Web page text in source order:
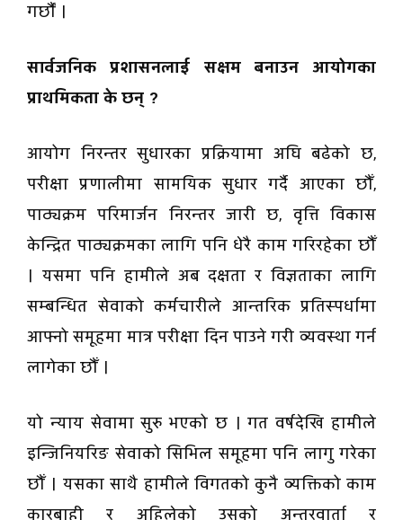
गर्छौं ।
सार्वजनिक प्रशासनलाई सक्षम बनाउन आयोगका
प्राथमिकता के छन् ?
आयोग निरन्तर सुधारका प्रक्रियामा अघि बढेको छ,
परीक्षा प्रणालीमा सामयिक सुधार गर्दै आएका छौँ,
पाठ्यक्रम परिमार्जन निरन्तर जारी छ, वृत्ति विकास
केन्द्रित पाठ्यक्रमका लागि पनि धेरै काम गरिरहेका छौँ
। यसमा पनि हामीले अब दक्षता र विज्ञताका लागि
सम्बन्धित सेवाको कर्मचारीले आन्तरिक प्रतिस्पर्धामा
आफ्नो समूहमा मात्र परीक्षा दिन पाउने गरी व्यवस्था गर्न
लागेका छौँ ।
यो न्याय सेवामा सुरु भएको छ । गत वर्षदेखि हामीले
इन्जिनियरिङ सेवाको सिभिल समूहमा पनि लागु गरेका
छौँ । यसका साथै हामीले विगतको कुनै व्यक्तिको काम
कारबाही र अहिलेको उसको अन्तरवार्ता र